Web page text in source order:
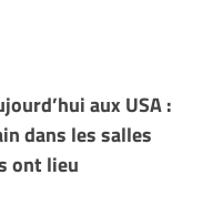
aux USA :
dans les salles
ont lieu